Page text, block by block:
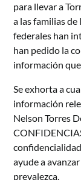
para llevar a
a las familias
federales han
han pedido la
información
Se exhorta a
información
Nelson Torres
ayude a
prevalezca.